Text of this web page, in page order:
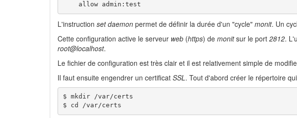
    allow admin:test
L'instruction set daemon permet de définir la durée d'un "cycle" monit. Un
Cette configuration active le serveur web (https) de monitsur le port 2812.
root@localhost.
Le fichier de configuration est très clair et il est relativement simple de
Il faut ensuite engendrer un certificat SSL. Tout d'abord créer le répertoire
$ mkdir /var/certs
$ cd /var/certs